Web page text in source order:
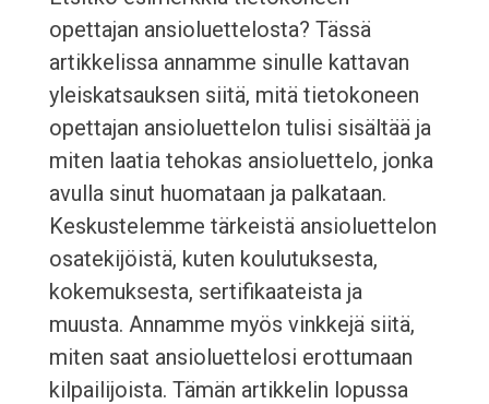
opettajan ansioluettelosta? Tässä
artikkelissa annamme sinulle kattavan
yleiskatsauksen siitä, mitä tietokoneen
opettajan ansioluettelon tulisi sisältää ja
miten laatia tehokas ansioluettelo, jonka
avulla sinut huomataan ja palkataan.
Keskustelemme tärkeistä ansioluettelon
osatekijöistä, kuten koulutuksesta,
kokemuksesta, sertifikaateista ja
muusta. Annamme myös vinkkejä siitä,
miten saat ansioluettelosi erottumaan
kilpailijoista. Tämän artikkelin lopussa